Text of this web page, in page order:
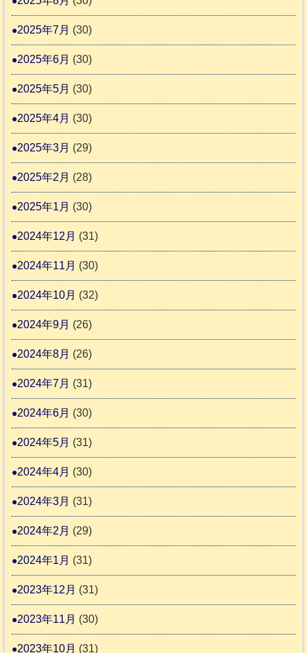
2025年7月 (30)
2025年6月 (30)
2025年5月 (30)
2025年4月 (30)
2025年3月 (29)
2025年2月 (28)
2025年1月 (30)
2024年12月 (31)
2024年11月 (30)
2024年10月 (32)
2024年9月 (26)
2024年8月 (26)
2024年7月 (31)
2024年6月 (30)
2024年5月 (31)
2024年4月 (30)
2024年3月 (31)
2024年2月 (29)
2024年1月 (31)
2023年12月 (31)
2023年11月 (30)
2023年10月 (31)